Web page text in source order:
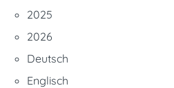
2025
2026
Deutsch
Englisch